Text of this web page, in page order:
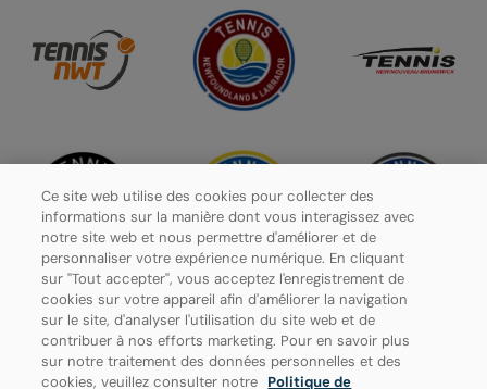
Politique de confidentialité
Ce site web utilise des cookies pour collecter des
informations sur la manière dont vous interagissez avec
notre site web et nous permettre d'améliorer et de
personnaliser votre expérience numérique. En cliquant
sur "Tout accepter", vous acceptez l'enregistrement de
cookies sur votre appareil afin d'améliorer la navigation
sur le site, d'analyser l'utilisation du site web et de
contribuer à nos efforts marketing. Pour en savoir plus
sur notre traitement des données personnelles et des
cookies, veuillez consulter notre Politique de